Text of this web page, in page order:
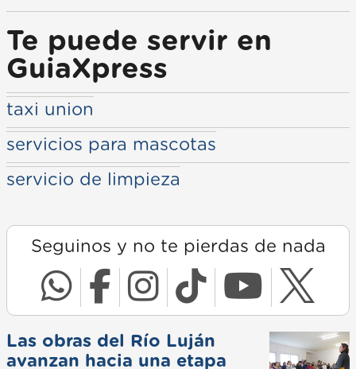
Te puede servir en
GuiaXpress
taxi union
servicios para mascotas
servicio de limpieza
Seguinos y no te pierdas de nada
Las obras del Río Luján
avanzan hacia una etapa